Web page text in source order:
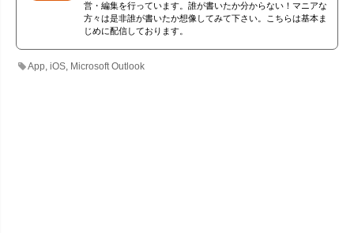
営・編集を行っています。誰が書いたか分からない！マニアな
方々は是非誰が書いたか想像してみて下さい。こちらは基本ま
じめに配信しております。
App,iOS, Microsoft Outlook